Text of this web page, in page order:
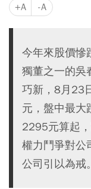
+A -A
今年來股價慘
獨董之一的吳
巧新，8月23
元，盤中最大
2295元算起
權力鬥爭對公
公司引以為戒。